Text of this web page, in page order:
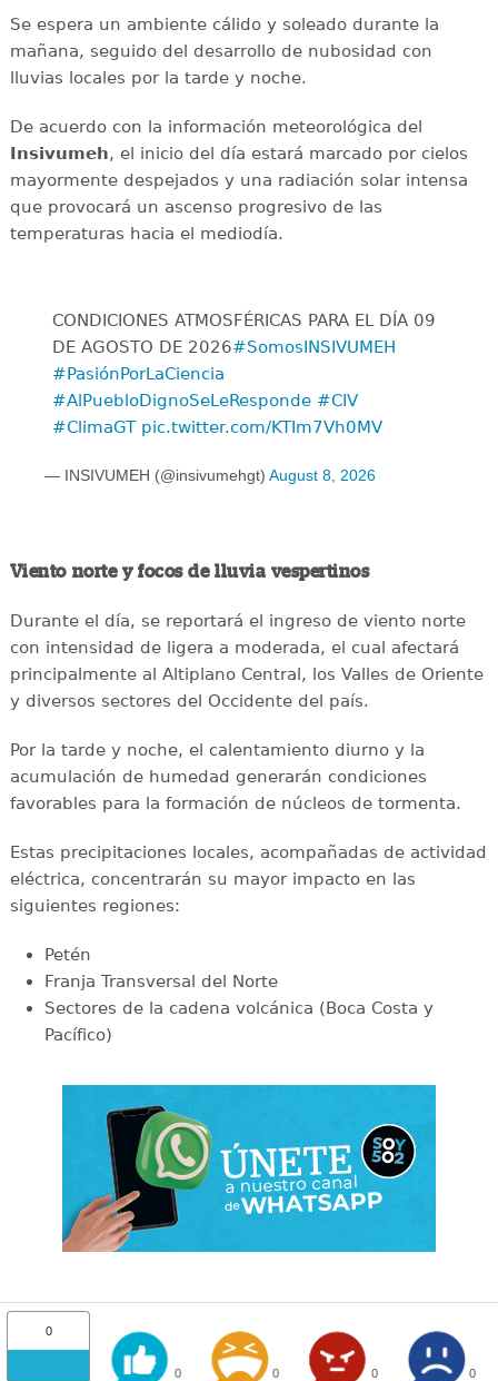
Se espera un ambiente cálido y soleado durante la
mañana, seguido del desarrollo de nubosidad con
lluvias locales por la tarde y noche.
De acuerdo con la información meteorológica del
Insivumeh, el inicio del día estará marcado por cielos
mayormente despejados y una radiación solar intensa
que provocará un ascenso progresivo de las
temperaturas hacia el mediodía.
CONDICIONES ATMOSFÉRICAS PARA EL DÍA 09
DE AGOSTO DE 2026#SomosINSIVUMEH
#PasiónPorLaCiencia
#AlPuebloDignoSeLeResponde #CIV
#ClimaGT pic.twitter.com/KTIm7Vh0MV
— INSIVUMEH (@insivumehgt) August 8, 2026
Viento norte y focos de lluvia vespertinos
Durante el día, se reportará el ingreso de viento norte
con intensidad de ligera a moderada, el cual afectará
principalmente al Altiplano Central, los Valles de Oriente
y diversos sectores del Occidente del país.
Por la tarde y noche, el calentamiento diurno y la
acumulación de humedad generarán condiciones
favorables para la formación de núcleos de tormenta.
Estas precipitaciones locales, acompañadas de actividad
eléctrica, concentrarán su mayor impacto en las
siguientes regiones:
Petén
Franja Transversal del Norte
Sectores de la cadena volcánica (Boca Costa y
Pacífico)
0
0 0 0 0